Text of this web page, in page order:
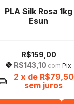
PLA Silk Rosa 1kg
Esun
R$159,00
R$143,10 com Pix
2 x de R$79,50
sem juros